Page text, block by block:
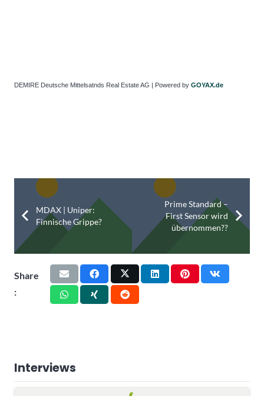
DEMIRE Deutsche Mittelsatnds Real Estate AG | Powered by GOYAX.de
MDAX | Uniper:
Finnische Grippe?
Prime Standard –
First Sensor wird
übernommen??
Share
:
Interviews